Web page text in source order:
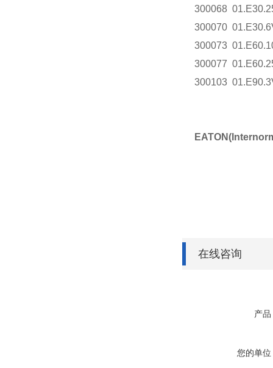
300068
300070
300073
300077
300103
在线咨询
产品
您的单位